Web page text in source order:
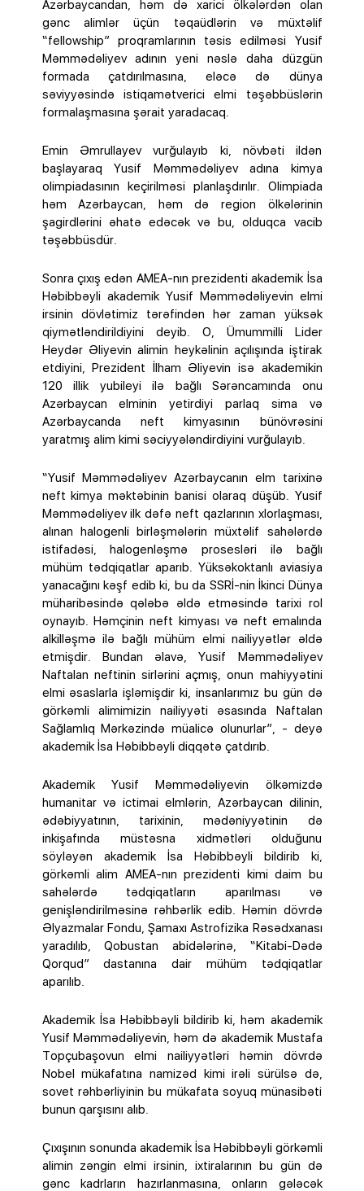
Azərbaycandan, həm də xarici ölkələrdən olan
gənc alimlər üçün təqaüdlərin və müxtəlif
“fellowship” proqramlarının təsis edilməsi Yusif
Məmmədəliyev adının yeni nəslə daha düzgün
formada çatdırılmasına, eləcə də dünya
səviyyəsində istiqamətverici elmi təşəbbüslərin
formalaşmasına şərait yaradacaq.
Emin Əmrullayev vurğulayıb ki, növbəti ildən
başlayaraq Yusif Məmmədəliyev adına kimya
olimpiadasının keçirilməsi planlaşdırılır. Olimpiada
həm Azərbaycan, həm də region ölkələrinin
şagirdlərini əhatə edəcək və bu, olduqca vacib
təşəbbüsdür.
Sonra çıxış edən AMEA-nın prezidenti akademik İsa
Həbibbəyli akademik Yusif Məmmədəliyevin elmi
irsinin dövlətimiz tərəfindən hər zaman yüksək
qiymətləndirildiyini deyib. O, Ümummilli Lider
Heydər Əliyevin alimin heykəlinin açılışında iştirak
etdiyini, Prezident İlham Əliyevin isə akademikin
120 illik yubileyi ilə bağlı Sərəncamında onu
Azərbaycan elminin yetirdiyi parlaq sima və
Azərbaycanda neft kimyasının bünövrəsini
yaratmış alim kimi səciyyələndirdiyini vurğulayıb.
“Yusif Məmmədəliyev Azərbaycanın elm tarixinə
neft kimya məktəbinin banisi olaraq düşüb. Yusif
Məmmədəliyev ilk dəfə neft qazlarının xlorlaşması,
alınan halogenli birləşmələrin müxtəlif sahələrdə
istifadəsi, halogenləşmə prosesləri ilə bağlı
mühüm tədqiqatlar aparıb. Yüksəkoktanlı aviasiya
yanacağını kəşf edib ki, bu da SSRİ-nin İkinci Dünya
müharibəsində qələbə əldə etməsində tarixi rol
oynayıb. Həmçinin neft kimyası və neft emalında
alkilləşmə ilə bağlı mühüm elmi nailiyyətlər əldə
etmişdir. Bundan əlavə, Yusif Məmmədəliyev
Naftalan neftinin sirlərini açmış, onun mahiyyətini
elmi əsaslarla işləmişdir ki, insanlarımız bu gün də
görkəmli alimimizin nailiyyəti əsasında Naftalan
Sağlamlıq Mərkəzində müalicə olunurlar”, - deyə
akademik İsa Həbibbəyli diqqətə çatdırıb.
Akademik Yusif Məmmədəliyevin ölkəmizdə
humanitar və ictimai elmlərin, Azərbaycan dilinin,
ədəbiyyatının, tarixinin, mədəniyyətinin də
inkişafında müstəsna xidmətləri olduğunu
söyləyən akademik İsa Həbibbəyli bildirib ki,
görkəmli alim AMEA-nın prezidenti kimi daim bu
sahələrdə tədqiqatların aparılması və
genişləndirilməsinə rəhbərlik edib. Həmin dövrdə
Əlyazmalar Fondu, Şamaxı Astrofizika Rəsədxanası
yaradılıb, Qobustan abidələrinə, “Kitabi-Dədə
Qorqud” dastanına dair mühüm tədqiqatlar
aparılıb.
Akademik İsa Həbibbəyli bildirib ki, həm akademik
Yusif Məmmədəliyevin, həm də akademik Mustafa
Topçubaşovun elmi nailiyyətləri həmin dövrdə
Nobel mükafatına namizəd kimi irəli sürülsə də,
sovet rəhbərliyinin bu mükafata soyuq münasibəti
bunun qarşısını alıb.
Çıxışının sonunda akademik İsa Həbibbəyli görkəmli
alimin zəngin elmi irsinin, ixtiralarının bu gün də
gənc kadrların hazırlanmasına, onların gələcək